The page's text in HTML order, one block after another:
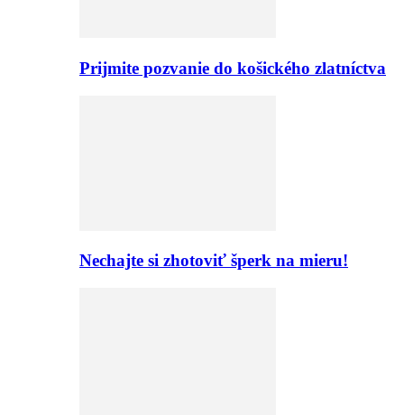
Prijmite pozvanie do košického zlatníctva
Nechajte si zhotoviť šperk na mieru!